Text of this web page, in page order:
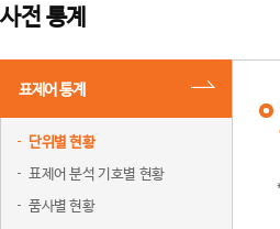
사전 통계
표제어 통계
단위별 현황
표제어 분석 기호별 현황
품사별 현황